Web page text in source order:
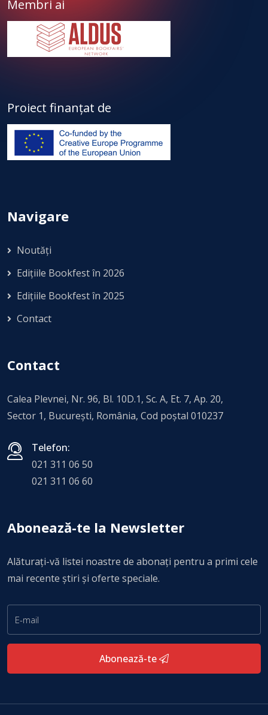
Membri ai
Proiect finanțat de
Navigare
Noutăți
Edițiile Bookfest în 2026
Edițiile Bookfest în 2025
Contact
Contact
Calea Plevnei, Nr. 96, Bl. 10D.1, Sc. A, Et. 7, Ap. 20,
Sector 1, Bucureşti, România, Cod poștal 010237
Telefon:
021 311 06 50
021 311 06 60
Abonează-te la Newsletter
Alăturați-vă listei noastre de abonați pentru a primi cele
mai recente știri și oferte speciale.
Abonează-te